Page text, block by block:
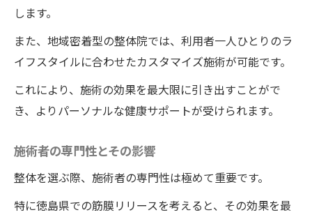
します。
また、地域密着型の整体院では、利用者一人ひとりのラ
イフスタイルに合わせたカスタマイズ施術が可能です。
これにより、施術の効果を最大限に引き出すことがで
き、よりパーソナルな健康サポートが受けられます。
施術者の専門性とその影響
整体を選ぶ際、施術者の専門性は極めて重要です。
特に徳島県での筋膜リリースを考えると、その効果を最